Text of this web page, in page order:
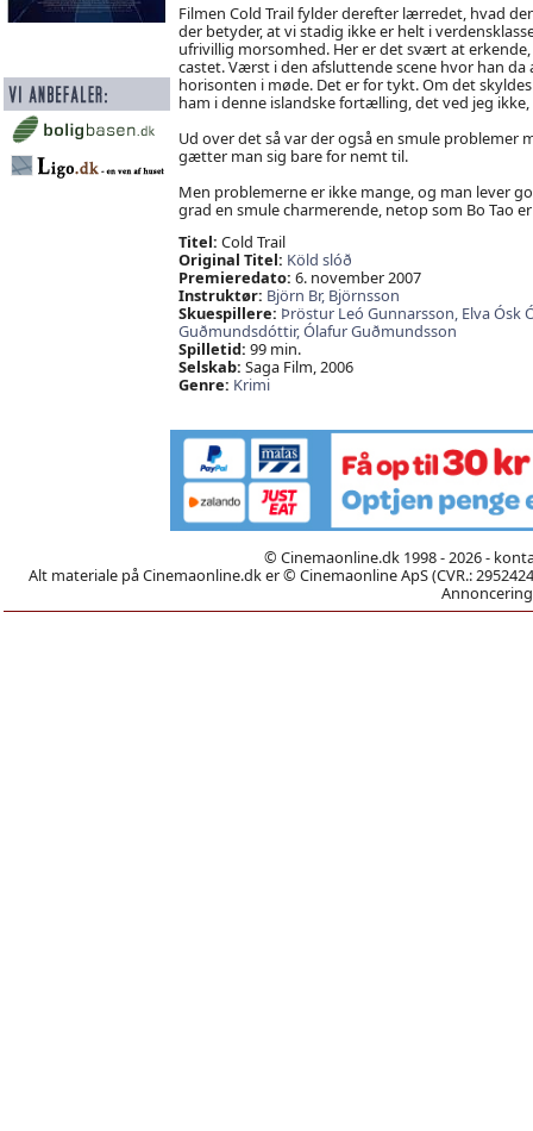
Filmen Cold Trail fylder derefter lærredet, hvad
der betyder, at vi stadig ikke er helt i
ufrivillig morsomhed. Her er det svært at
castet. Værst i den afsluttende scene hvor han
horisonten i møde. Det er for tykt. Om det
ham i denne islandske fortælling, det ved jeg
Ud over det så var der også en smule
gætter man sig bare for nemt til.
Men problemerne er ikke mange, og man lever
grad en smule charmerende, netop som Bo Tao
Titel: Cold Trail
Original Titel: Köld slóð
Premieredato: 6. november 2007
Instruktør: Björn Br, Björnsson
Skuespillere: Þröstur Leó Gunnarsson, Elva Ósk
Guðmundsdóttir,Ólafur Guðmundsson
Spilletid: 99 min.
Selskab: Saga Film, 2006
Genre: Krimi
© Cinemaonline.dk 1998 - 2026 -
Alt materiale på Cinemaonline.dk er © Cinemaonline ApS (CVR.: